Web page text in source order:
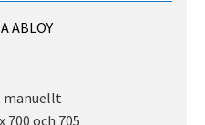
ABLOY
manuellt
och 705